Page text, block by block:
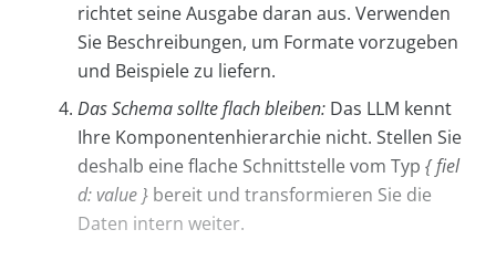
richtet seine Ausgabe daran aus. Verwenden
Sie Beschreibungen, um Formate vorzugeben
und Beispiele zu liefern.
Das Schema sollte flach bleiben: Das LLM kennt
Ihre Komponentenhierarchie nicht. Stellen Sie
deshalb eine flache Schnittstelle vom Typ { fiel
d: value } bereit und transformieren Sie die
Daten intern weiter.